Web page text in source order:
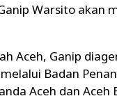
Warsito akan
Aceh, Ganip
Badan
Aceh dan Aceh